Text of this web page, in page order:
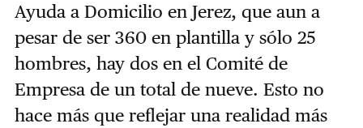
Ayuda a Domicilio en Jerez, que aun a
pesar de ser 360 en plantilla y sólo 25
hombres, hay dos en el Comité de
Empresa de un total de nueve. Esto no
hace más que reflejar una realidad más